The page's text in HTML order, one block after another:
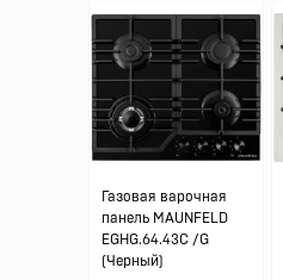
Газовая варочная
панель MAUNFELD
EGHG.64.43C /G
(Черный)